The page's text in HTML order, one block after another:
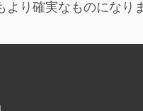
り確実なものになりま